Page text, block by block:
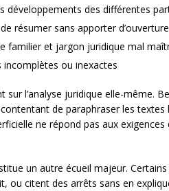
développements des différentes
résumer sans apporter d’ouverture
familier et jargon juridique mal
incomplètes ou inexactes
l’analyse juridique elle-même.
de paraphraser les textes
ne répond pas aux exigences
un autre écueil majeur.
ou citent des arrêts sans en